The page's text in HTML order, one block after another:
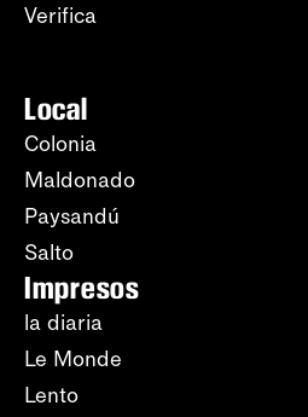
Verifica
Local
Colonia
Maldonado
Paysandú
Salto
Impresos
la diaria
Le Monde
Lento